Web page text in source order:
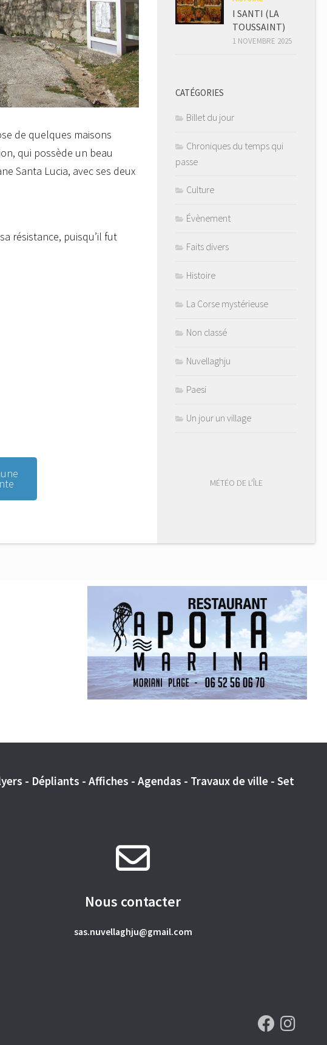
de quelques maisons
qui possède un beau
Santa Lucia, avec ses deux
résistance, puisqu’il fut
I SANTI (LA
TOUSSAINT)
1 NOVEMBRE 2025
CATÉGORIES
Billet du jour
Chroniques du temps qui
passe
Culture
Évènement
Faits divers
Histoire
La Corse mystérieuse
Non classé
Nuvellaghju
Paesi
Un jour un village
MÉTÉO DE L'ÎLE
- Dépliants - Affiches - Agendas - Travaux de ville - Set
Nous contacter
sas.nuvellaghju@gmail.com